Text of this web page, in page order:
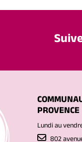
PROVENCE
Lundi au